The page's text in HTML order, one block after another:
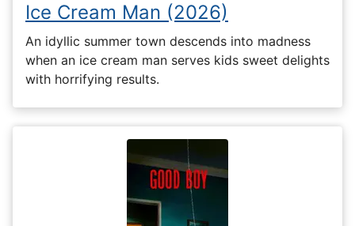
Ice Cream Man (2026)
An idyllic summer town descends into madness
when an ice cream man serves kids sweet delights
with horrifying results.